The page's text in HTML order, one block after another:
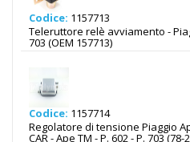
Codice: 1157713
Teleruttore relè avviamento -
703 (OEM 157713)
Codice: 1157714
Regolatore di tensione Piaggio
CAR - Ape TM - P. 602 - P. 703 (78-